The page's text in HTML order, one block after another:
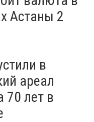
Астаны 2
в
ареал
70 лет в